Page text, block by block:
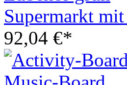
Supermarkt
92,04 €*